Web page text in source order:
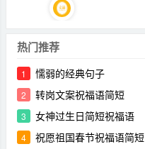
热门推荐
1 懦弱的经典句子
2 转岗文案祝福语简短
3 女神过生日简短祝福语
4 祝愿祖国春节祝福语简短